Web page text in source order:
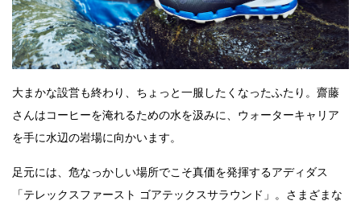
大まかな設営も終わり、ちょっと一服したくなったふたり。齋藤
さんはコーヒーを淹れるための水を汲みに、ウォーターキャリア
を手に水辺の岩場に向かいます。
足元には、 危なっかしい場所でこそ真価を発揮するアディダス
「テレックスファースト ゴアテックスサラウンド」。 さまざまな